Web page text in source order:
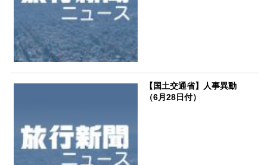
【国土交通省】人事異動
（6月28日付）